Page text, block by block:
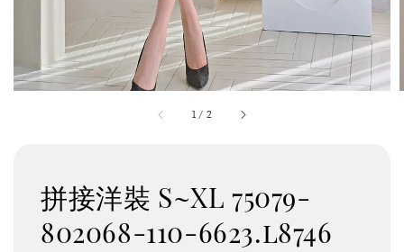
1 / 2
拼接洋裝 S~XL 75079-
802068-110-6623.l8746